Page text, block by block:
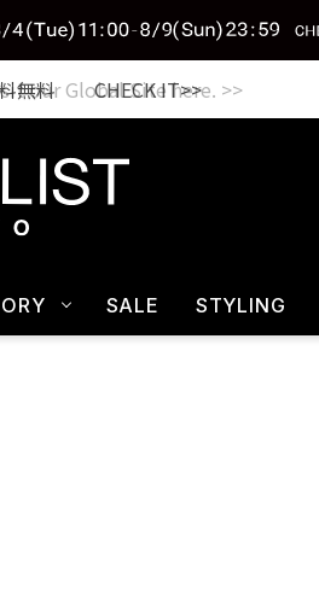
料無料 CHECK IT>>
SALE STYLING